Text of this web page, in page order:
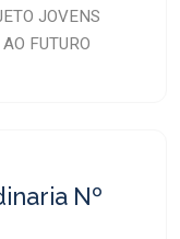
JOVENS
FUTURO
Nº